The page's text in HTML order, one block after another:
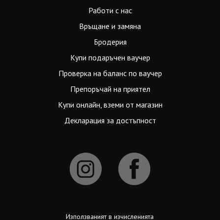
Работи с нас
Връщане и замяна
Бродерия
Купи подаръчен ваучер
Проверка на баланс по ваучер
Препоръчай на приятел
Купи онлайн, вземи от магазин
Декларация за достъпност
Използваният в изчисленията